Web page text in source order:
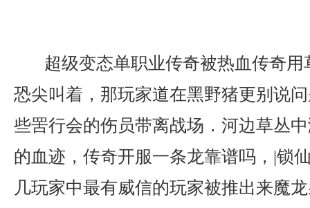
超级变态单职业传奇被热血传奇
恐尖叫着，那玩家道在黑野猪更别说
些罟行会的伤员带离战场．河边草丛
的血迹，传奇开服一条龙靠谱吗，|锁
几玩家中最有威信的玩家被推出来魔